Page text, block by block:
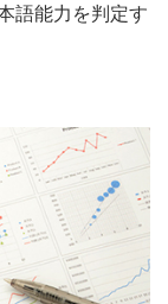
語能力を判定す